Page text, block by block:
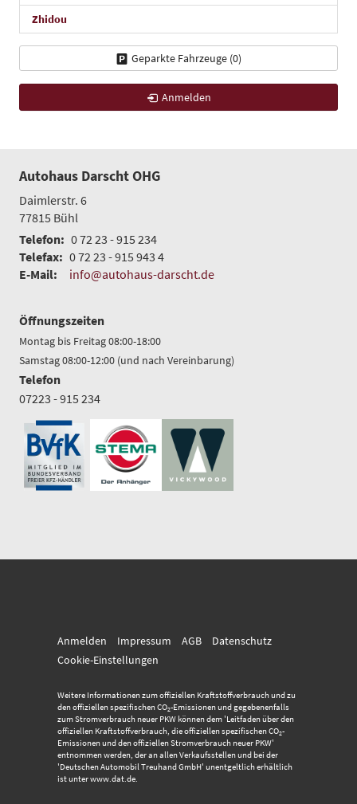
Zhidou
Geparkte Fahrzeuge (0)
Anmelden
Autohaus Darscht OHG
Daimlerstr. 6
77815 Bühl
Telefon: 0 72 23 - 915 234
Telefax: 0 72 23 - 915 943 4
E-Mail:
info@autohaus-darscht.de
Öffnungszeiten
Montag bis Freitag 08:00-18:00
Samstag 08:00-12:00 (und nach Vereinbarung)
Telefon
07223 - 915 234
Anmelden Impressum AGB
Datenschutz
Cookie-Einstellungen
Weitere Informationen zum offiziellen Kraftstoffverbrauch und zu
den offiziellen spezifischen CO2-Emissionen und gegebenenfalls
zum Stromverbrauch neuer PKW können dem 'Leitfaden über den
offiziellen Kraftstoffverbrauch, die offiziellen spezifischen CO2-
Emissionen und den offiziellen Stromverbrauch neuer PKW'
entnommen werden, der an allen Verkaufsstellen und bei der
'Deutschen Automobil Treuhand GmbH' unentgeltlich erhältlich
ist unter www.dat.de.